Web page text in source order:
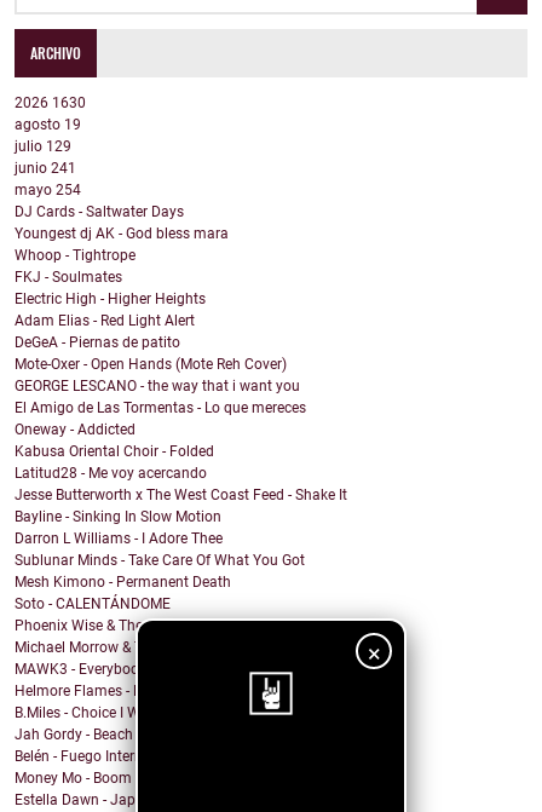
×
ARCHIVO
2026 1630
agosto 19
julio 129
junio 241
mayo 254
DJ Cards - Saltwater Days
Youngest dj AK - God bless mara
Whoop - Tightrope
FKJ - Soulmates
Electric High - Higher Heights
Adam Elias - Red Light Alert
DeGeA - Piernas de patito
Mote-Oxer - Open Hands (Mote Reh Cover)
GEORGE LESCANO - the way that i want you
El Amigo de Las Tormentas - Lo que mereces
Oneway - Addicted
Kabusa Oriental Choir - Folded
Latitud28 - Me voy acercando
Jesse Butterworth x The West Coast Feed - Shake It
Bayline - Sinking In Slow Motion
Darron L Williams - I Adore Thee
Sublunar Minds - Take Care Of What You Got
Mesh Kimono - Permanent Death
Soto - CALENTÁNDOME
Phoenix Wise & The Resistance - There's No Kings
Michael Morrow & The Culprits - La Cruda
MAWK3 - Everybody Wants To Be You
Helmore Flames - Moonjoy
B.Miles - Choice I Would Choose
Jah Gordy - Beach Front Condo
Belén - Fuego Interno
Money Mo - Boom Boom
Estella Dawn - Japanese Boots